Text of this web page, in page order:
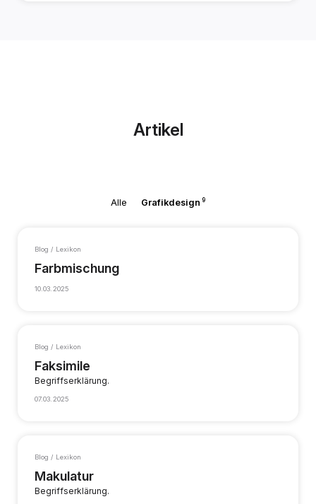
Artikel
Alle Grafikdesign 9
Blog / Lexikon
Farbmischung
10.03.2025
Blog / Lexikon
Faksimile
Begriffserklärung.
07.03.2025
Blog / Lexikon
Makulatur
Begriffserklärung.